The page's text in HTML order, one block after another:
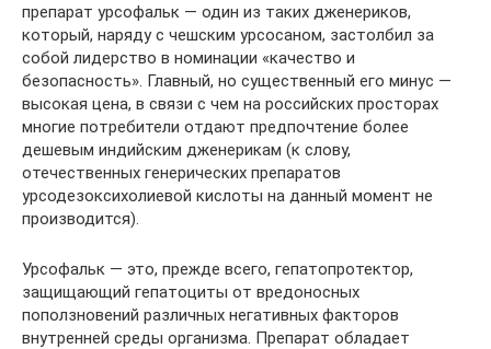
препарат урсофальк — один из таких дженериков,
который, наряду с чешским урсосаном, застолбил за
собой лидерство в номинации «качество и
безопасность». Главный, но существенный его минус —
высокая цена, в связи с чем на российских просторах
многие потребители отдают предпочтение более
дешевым индийским дженерикам (к слову,
отечественных генерических препаратов
урсодезоксихолиевой кислоты на данный момент не
производится).
Урсофальк — это, прежде всего, гепатопротектор,
защищающий гепатоциты от вредоносных
поползновений различных негативных факторов
внутренней среды организма. Препарат обладает